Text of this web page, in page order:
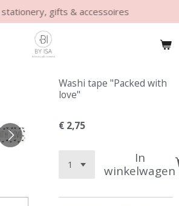
stationery, gifts & accessoires
Washi tape "Packed with
love"
€ 2,75
In
winkelwagen